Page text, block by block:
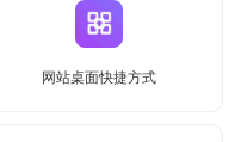
网站桌面快捷方式